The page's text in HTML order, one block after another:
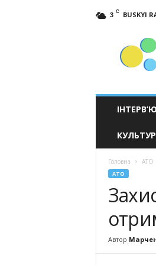
3 C BUSKYI
ІНТЕРВ’Ю
Головна АТО
АТО
Автор